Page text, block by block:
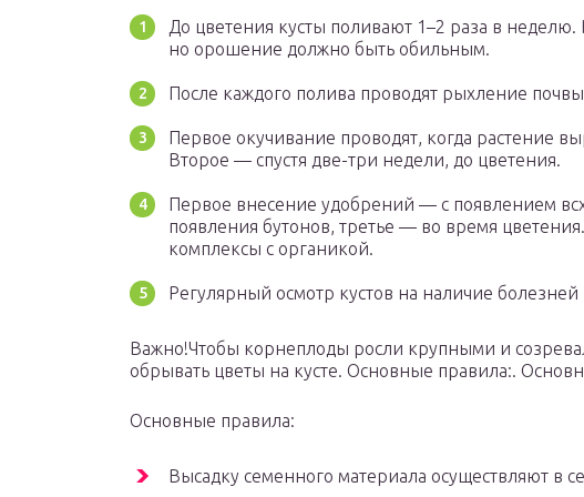
До цветения кусты поливают 1–2 раза в неделю.
но орошение должно быть обильным.
После каждого полива проводят рыхление
Первое окучивание проводят, когда растение
Второе — спустя две-три недели, до цветения.
Первое внесение удобрений — с появлением
появления бутонов, третье — во время
комплексы с органикой.
Регулярный осмотр кустов на наличие
Важно!Чтобы корнеплоды росли крупными и
обрывать цветы на кусте. Основные правила:.
Основные правила:
Высадку семенного материала осуществляют в